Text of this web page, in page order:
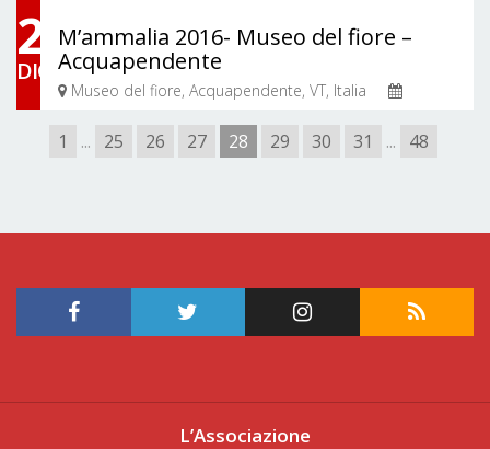
2
DIC
M’ammalia 2016- Museo del fiore –
Acquapendente
Museo del fiore, Acquapendente, VT, Italia
02/12/2016 - 04/12/2016
1 ... 25 26 27 28 29 30 31 ... 48
L’Associazione